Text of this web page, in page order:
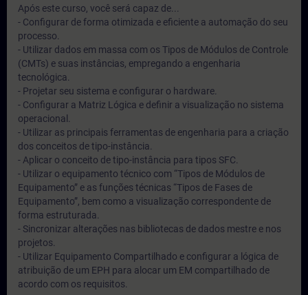
Após este curso, você será capaz de...
- Configurar de forma otimizada e eficiente a automação do seu
processo.
- Utilizar dados em massa com os Tipos de Módulos de Controle
(CMTs) e suas instâncias, empregando a engenharia
tecnológica.
- Projetar seu sistema e configurar o hardware.
- Configurar a Matriz Lógica e definir a visualização no sistema
operacional.
- Utilizar as principais ferramentas de engenharia para a criação
dos conceitos de tipo-instância.
- Aplicar o conceito de tipo-instância para tipos SFC.
- Utilizar o equipamento técnico com “Tipos de Módulos de
Equipamento” e as funções técnicas “Tipos de Fases de
Equipamento”, bem como a visualização correspondente de
forma estruturada.
- Sincronizar alterações nas bibliotecas de dados mestre e nos
projetos.
- Utilizar Equipamento Compartilhado e configurar a lógica de
atribuição de um EPH para alocar um EM compartilhado de
acordo com os requisitos.